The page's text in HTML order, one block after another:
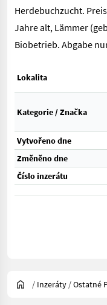
Herdebuchzucht.
Jahre alt, Lämmer
Biobetrieb. Abgabe
Lokalita
Kategorie / Značka
Vytvořeno dne
Změněno dne
Číslo inzerátu
/ Inzeráty /Ostatné